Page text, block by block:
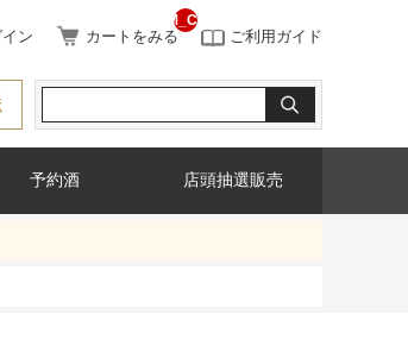
ン カートをみる
__ITM_CNT__
ご利用ガイド
予約酒 店頭抽選販売